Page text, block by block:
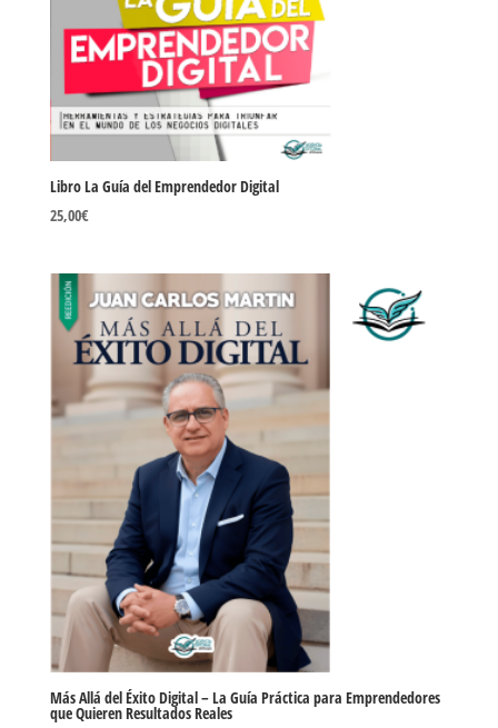
Libro La Guía del Emprendedor Digital
25,00€
Más Allá del Éxito Digital – La Guía Práctica para Emprendedores
que Quieren Resultados Reales